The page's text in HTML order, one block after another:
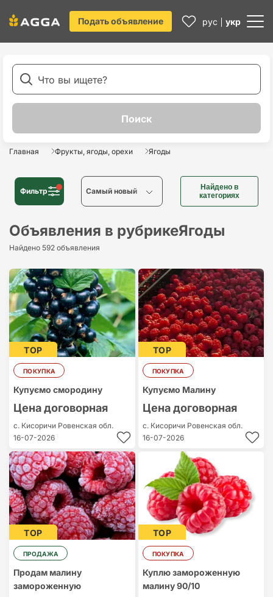
Подать объявление рус укр
Главная Фрукты, ягоды, орехи Ягоды
Фильтр Cамый новый
Cамый новый
Cамый дорогой
Cамый
дешевый
Найдено в
категориях
Объявления в рубрикеЯгоды
Найдено 592 объявления
TOP
ПОКУПКА
Купуємо смородину
Цена договорная
с. Кисоричи Ровенская обл.
16-07-2026
TOP
ПОКУПКА
Купуємо Малину
Цена договорная
с. Кисоричи Ровенская обл.
16-07-2026
TOP
ПРОДАЖА
Продам малину
замороженную
TOP
ПОКУПКА
Куплю замороженную
малину 90/10